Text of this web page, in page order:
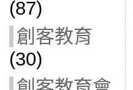
(87)
創客教育
(30)